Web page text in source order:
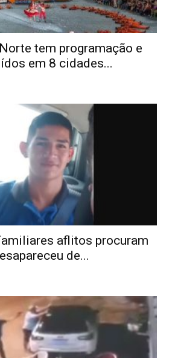
tem programação e
em 8 cidades...
aflitos procuram
de...